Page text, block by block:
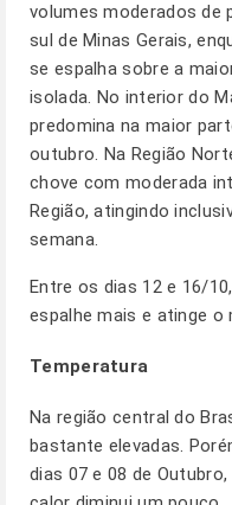
volumes moderados de
sul de Minas Gerais,
se espalha sobre a
isolada. No interior do
predomina na maior
outubro. Na Região
chove com moderada
Região, atingindo
semana.
Entre os dias 12 e 16/
espalhe mais e atinge o
Temperatura
Na região central do
bastante elevadas.
dias 07 e 08 de